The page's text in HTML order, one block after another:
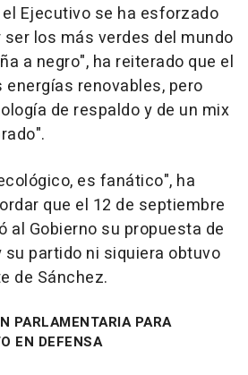
Ejecutivo se ha esforzado
los más verdes del mundo
a negro", ha reiterado que el
renovables, pero
de respaldo y de un mix
es fanático", ha
que el 12 de septiembre
al Gobierno su propuesta de
partido ni siquiera obtuvo
de Sánchez.
PARLAMENTARIA PARA
EN DEFENSA